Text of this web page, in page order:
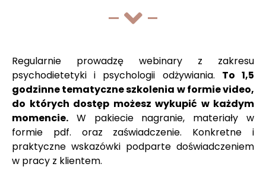
Regularnie prowadzę webinary z zakresu
psychodietetyki i psychologii odżywiania. To 1,5
godzinne tematyczne szkolenia w formie video,
do których dostęp możesz wykupić w każdym
momencie. W pakiecie nagranie, materiały w
formie pdf. oraz zaświadczenie. Konkretne i
praktyczne wskazówki podparte doświadczeniem
w pracy z klientem.